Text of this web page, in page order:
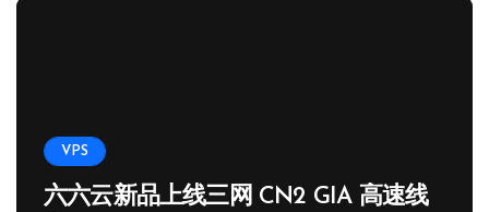
VPS
六六云新品上线三网 CN2 GIA 高速线